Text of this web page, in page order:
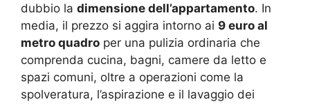
dubbio la dimensione dell’appartamento. In
media, il prezzo si aggira intorno ai 9 euro al
metro quadro per una pulizia ordinaria che
comprenda cucina, bagni, camere da letto e
spazi comuni, oltre a operazioni come la
spolveratura, l’aspirazione e il lavaggio dei